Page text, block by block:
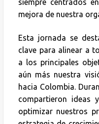
siempre centrados
mejora de nuestra
Esta jornada se
clave para alinear a
a los principales
aún más nuestra
hacia Colombia.
compartieron ideas
optimizar nuestros